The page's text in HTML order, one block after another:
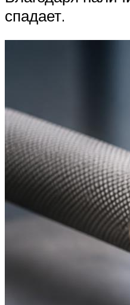
спадает.